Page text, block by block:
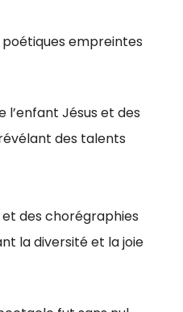
empreintes
l’enfant Jésus et des
des talents
des chorégraphies
la diversité et la joie